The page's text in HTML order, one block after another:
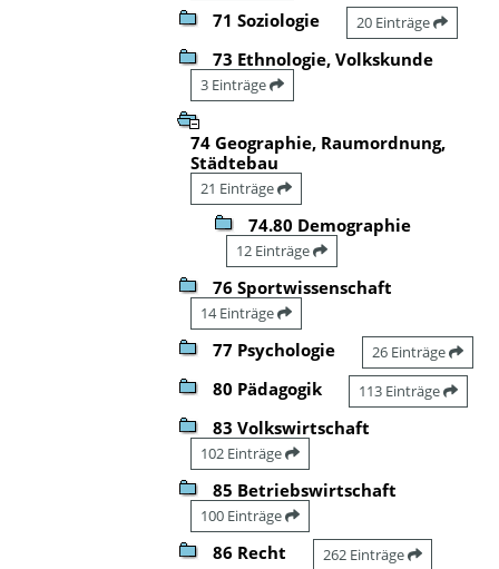
71 Soziologie 20 Einträge
73 Ethnologie, Volkskunde
3 Einträge
74 Geographie, Raumordnung,
Städtebau
21 Einträge
74.80 Demographie
12 Einträge
76 Sportwissenschaft
14 Einträge
77 Psychologie 26 Einträge
80 Pädagogik 113 Einträge
83 Volkswirtschaft
102 Einträge
85 Betriebswirtschaft
100 Einträge
86 Recht 262 Einträge